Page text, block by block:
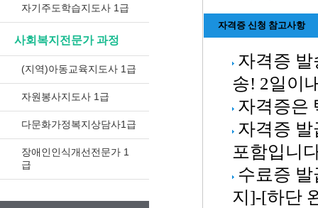
자기주도학습지도사 1급
사회복지전문가 과정
(지역)아동교육지도사 1급
자원봉사지도사 1급
다문화가정복지상담사1급
장애인인식개선전문가 1
급
자격증 신청 참고사항
자격증
송! 2일이
자격증은
자격증
포함입니
수료증
지]-[하단